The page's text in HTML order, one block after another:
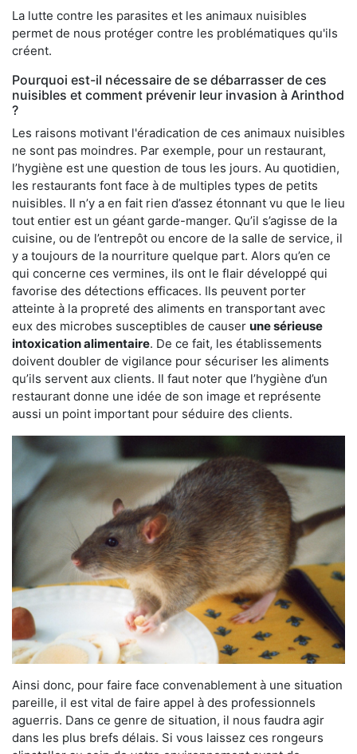
La lutte contre les parasites et les animaux nuisibles
permet de nous protéger contre les problématiques qu'ils
créent.
Pourquoi est-il nécessaire de se débarrasser de ces
nuisibles et comment prévenir leur invasion à Arinthod
?
Les raisons motivant l'éradication de ces animaux nuisibles
ne sont pas moindres. Par exemple, pour un restaurant,
l’hygiène est une question de tous les jours. Au quotidien,
les restaurants font face à de multiples types de petits
nuisibles. Il n’y a en fait rien d’assez étonnant vu que le lieu
tout entier est un géant garde-manger. Qu’il s’agisse de la
cuisine, ou de l’entrepôt ou encore de la salle de service, il
y a toujours de la nourriture quelque part. Alors qu’en ce
qui concerne ces vermines, ils ont le flair développé qui
favorise des détections efficaces. Ils peuvent porter
atteinte à la propreté des aliments en transportant avec
eux des microbes susceptibles de causer une sérieuse
intoxication alimentaire. De ce fait, les établissements
doivent doubler de vigilance pour sécuriser les aliments
qu’ils servent aux clients. Il faut noter que l’hygiène d’un
restaurant donne une idée de son image et représente
aussi un point important pour séduire des clients.
Ainsi donc, pour faire face convenablement à une situation
pareille, il est vital de faire appel à des professionnels
aguerris. Dans ce genre de situation, il nous faudra agir
dans les plus brefs délais. Si vous laissez ces rongeurs